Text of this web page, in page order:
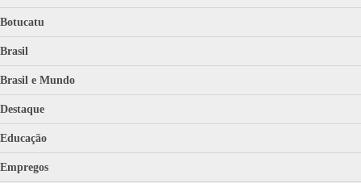
Botucatu
Brasil
Brasil e Mundo
Destaque
Educação
Empregos